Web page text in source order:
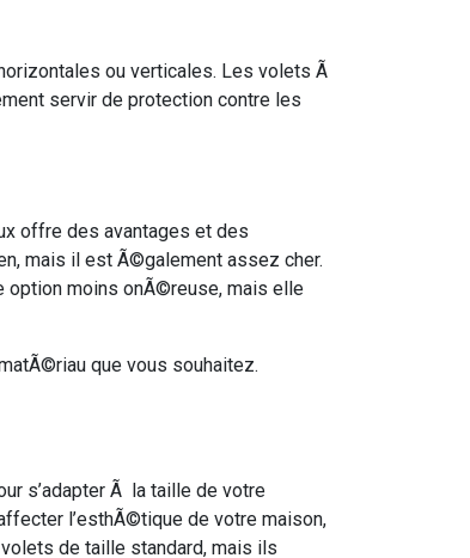
ou verticales. Les volets Ã
servir de protection contre les
offre des avantages et des
mais il est Ã©galement assez cher.
option moins onÃ©reuse, mais elle
que vous souhaitez.
s’adapter Ã la taille de votre
l’esthÃ©tique de votre maison,
de taille standard, mais ils